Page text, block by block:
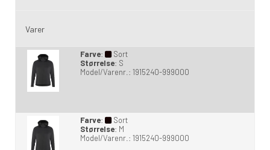
Varer
Farve:
Sort
Størrelse: S
Model/Varenr.: 1915240-999000
Farve:
Sort
Størrelse: M
Model/Varenr.: 1915240-999000